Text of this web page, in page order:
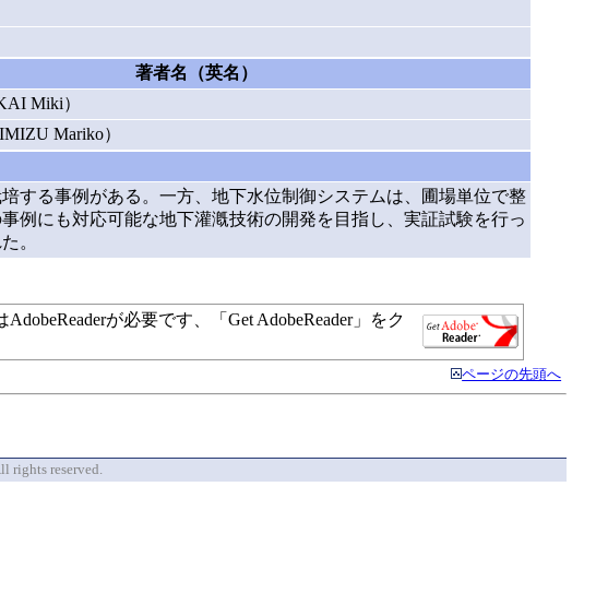
著者名（英名）
Miki）
Mariko）
する事例がある。一方、地下水位制御システムは、圃場単位で整
例にも対応可能な地下灌漑技術の開発を目指し、実証試験を行っ
。
が必要です、「Get AdobeReader」をク
ページの先頭へ
rights reserved.